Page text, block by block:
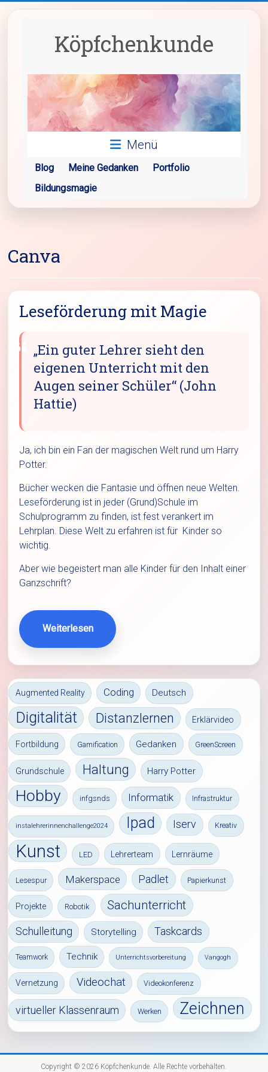
Köpfchenkunde
Menü
Blog Meine Gedanken
Portfolio
Bildungsmagie
Canva
Leseförderung mit Magie
„Ein guter Lehrer sieht den
eigenen Unterricht mit den
Augen seiner Schüler“ (John
Hattie)
Ja, ich bin ein Fan der magischen Welt rund um Harry
Potter.
Bücher wecken die Fantasie und öffnen neue Welten.
Leseförderung ist in jeder (Grund)Schule im
Schulprogramm zu finden, ist fest verankert im
Lehrplan. Diese Welt zu erfahren ist für Kinder so
wichtig.
Aber wie begeistert man alle Kinder für den Inhalt einer
Ganzschrift?
Weiterlesen
Augmented Reality Coding Deutsch
Digitalität Distanzlernen Erklärvideo
Fortbildung Gamification Gedanken GreenScreen
Grundschule Haltung Harry Potter
Hobby infgsnds Informatik Infrastruktur
instalehrerinnenchallenge2024 Ipad Iserv Kreativ
Kunst LED Lehrerteam Lernräume
Lesespur Makerspace Padlet Papierkunst
Projekte Robotik Sachunterricht
Schulleitung Storytelling Taskcards
Teamwork Technik Unterrichtsvorbereitung Vangogh
Vernetzung Videochat Videokonferenz
virtueller Klassenraum Werken Zeichnen
Copyright © 2026 Köpfchenkunde. Alle Rechte vorbehalten.